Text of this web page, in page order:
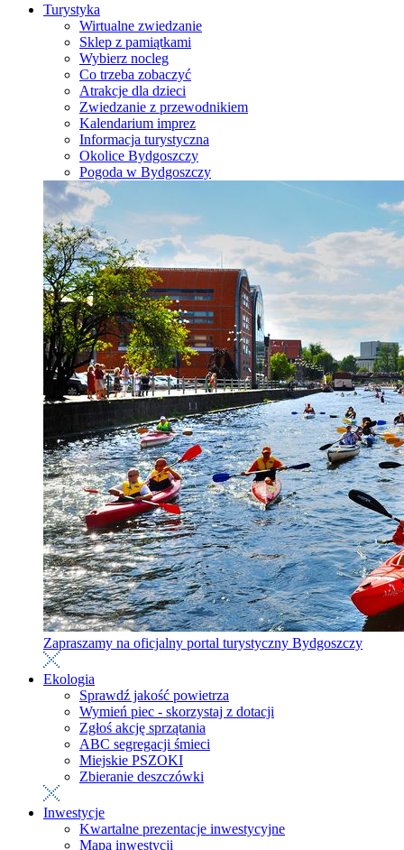
Turystyka
Wirtualne zwiedzanie
Sklep z pamiątkami
Wybierz nocleg
Co trzeba zobaczyć
Atrakcje dla dzieci
Zwiedzanie z przewodnikiem
Kalendarium imprez
Informacja turystyczna
Okolice Bydgoszczy
Pogoda w Bydgoszczy
Zapraszamy na oficjalny portal turystyczny Bydgoszczy
Ekologia
Sprawdź jakość powietrza
Wymień piec - skorzystaj z dotacji
Zgłoś akcję sprzątania
ABC segregacji śmieci
Miejskie PSZOKI
Zbieranie deszczówki
Inwestycje
Kwartalne prezentacje inwestycyjne
Mapa inwestycji